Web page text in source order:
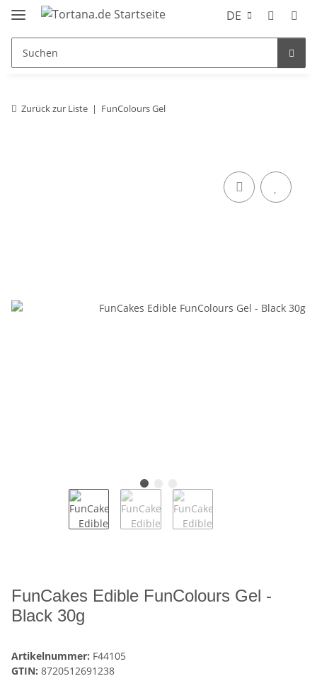
DE
Zurück zur Liste FunColours Gel
FunCakes Edible FunColours Gel -
Black 30g
Artikelnummer: F44105
GTIN: 8720512691238